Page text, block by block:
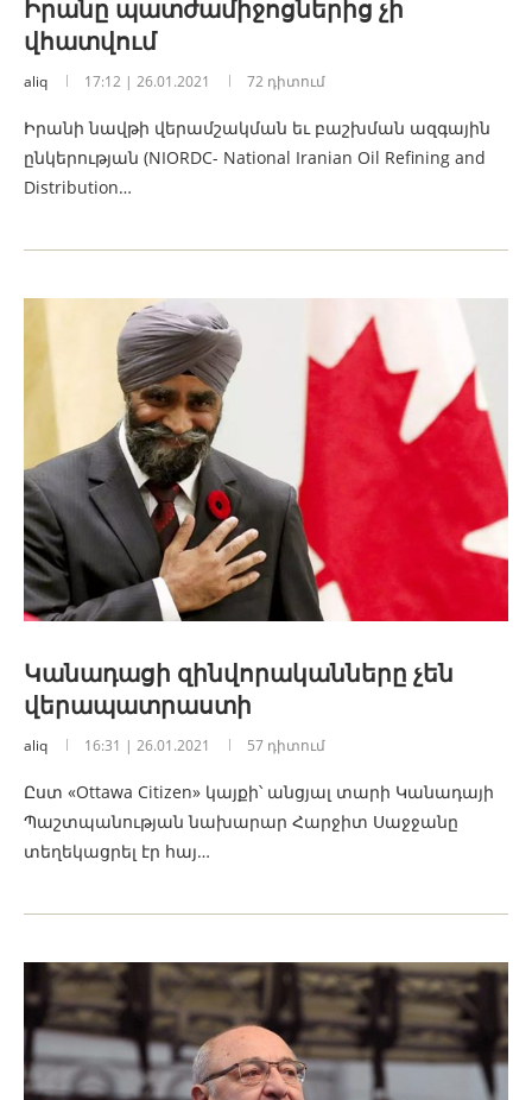
Իրանը պատժամիջոցներից չի
վհատվում
aliq 17:12 | 26.01.2021 72 դիտում
Իրանի նավթի վերամշակման եւ բաշխման ազգային
ընկերության (NIORDC- National Iranian Oil Refining and
Distribution…
Կանադացի զինվորականները չեն
վերապատրաստի
aliq 16:31 | 26.01.2021 57 դիտում
Ըստ «Ottawa Citizen» կայքի՝ անցյալ տարի Կանադայի
Պաշտպանության նախարար Հարջիտ Սաջջանը
տեղեկացրել էր հայ…